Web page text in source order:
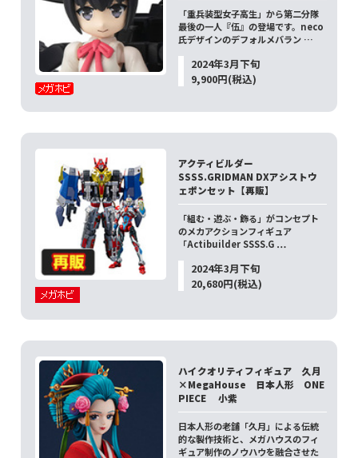
「重兵装型女子高生」から第二分隊
最後の一人『伍』の登場です。neco
氏デザインのデフォルメバラン …
2024年3月下旬
9,900円(税込)
アクティビルダー
SSSS.GRIDMAN DXアシストウ
ェポンセット【再販】
「組む・遊ぶ・飾る」がコンセプト
のメカアクションフィギュア
「Actibuilder SSSS.G …
2024年3月下旬
20,680円(税込)
ハイクオリティフィギュア 久月
×MegaHouse 日本人形 ONE
PIECE 小紫
日本人形の老舗「久月」による伝統
的な製作技術と、メガハウスのフィ
ギュア制作のノウハウを融合させた